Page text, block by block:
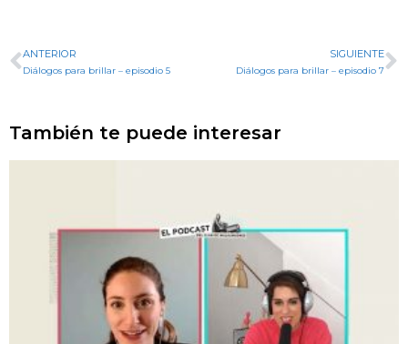
ANTERIOR
Diálogos para brillar – episodio 5
SIGUIENTE
Diálogos para brillar – episodio 7
También te puede interesar